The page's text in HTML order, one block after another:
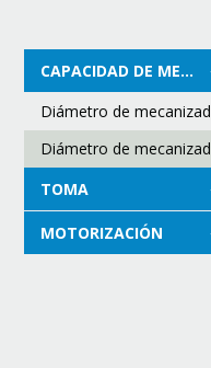
CAPACIDAD DE MECANIZADO
TOMA
MOTORIZACIÓN